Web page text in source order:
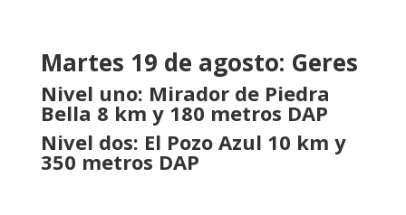
Martes 19 de agosto: Geres
Nivel uno: Mirador de Piedra
Bella 8 km y 180 metros DAP
Nivel dos: El Pozo Azul 10 km y
350 metros DAP